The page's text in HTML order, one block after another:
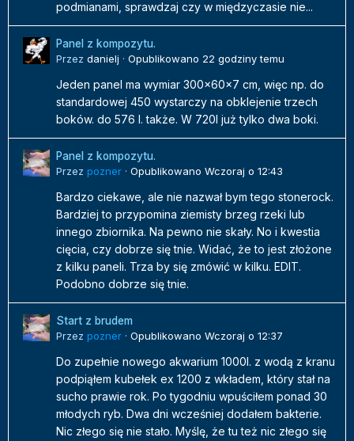
podmianami, sprawdzaj czy w międzyczasie nie...
Panel z kompozytu.
Przez danielj · Opublikowano 22 godziny temu
Jeden panel ma wymiar 300x60x7 cm, więc np. do
standardowej 450 wystarczy na obklejenie trzech
boków. do 576 l. także. W 720l już tylko dwa boki.
Panel z kompozytu.
Przez pozner · Opublikowano Wczoraj o 12:43
Bardzo ciekawe, ale nie nazwał bym tego stonerock.
Bardziej to przypomina ziemisty brzeg rzeki lub
innego zbiornika. Na pewno nie skały. No i kwestia
cięcia, czy dobrze się tnie. Widać, że to jest złożone
z kilku paneli. Trza by się zmówić w kilku. EDIT.
Podobno dobrze się tnie.
Start z brudem
Przez pozner · Opublikowano Wczoraj o 12:37
Do zupełnie nowego akwarium 1000l. z wodą z kranu
podpiąłem kubełek ex 1200 z wkładem, który stał na
sucho prawie rok. Po tygodniu wpuściłem ponad 30
młodych ryb. Dwa dni wcześniej dodałem bakterie.
Nic złego się nie stało. Myślę, że tu też nic złego się